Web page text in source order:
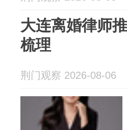
大连离婚律师
梳理
荆门观察 2026-08-06